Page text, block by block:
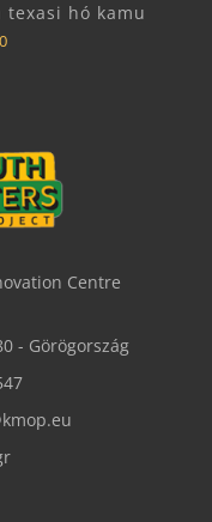
texasi hó kamu
Centre
- Görögország